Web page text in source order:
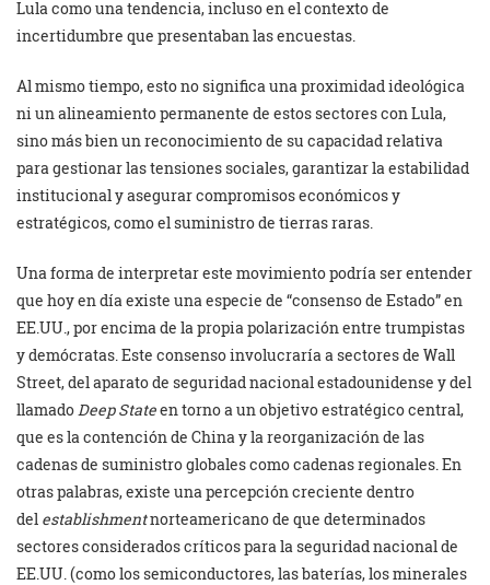
Lula como una tendencia, incluso en el contexto de
incertidumbre que presentaban las encuestas.
Al mismo tiempo, esto no significa una proximidad ideológica
ni un alineamiento permanente de estos sectores con Lula,
sino más bien un reconocimiento de su capacidad relativa
para gestionar las tensiones sociales, garantizar la estabilidad
institucional y asegurar compromisos económicos y
estratégicos, como el suministro de tierras raras.
Una forma de interpretar este movimiento podría ser entender
que hoy en día existe una especie de “consenso de Estado” en
EE.UU., por encima de la propia polarización entre trumpistas
y demócratas. Este consenso involucraría a sectores de Wall
Street, del aparato de seguridad nacional estadounidense y del
llamado Deep Stateen torno a un objetivo estratégico central,
que es la contención de China y la reorganización de las
cadenas de suministro globales como cadenas regionales. En
otras palabras, existe una percepción creciente dentro
del establishmentnorteamericano de que determinados
sectores considerados críticos para la seguridad nacional de
EE.UU. (como los semiconductores, las baterías, los minerales